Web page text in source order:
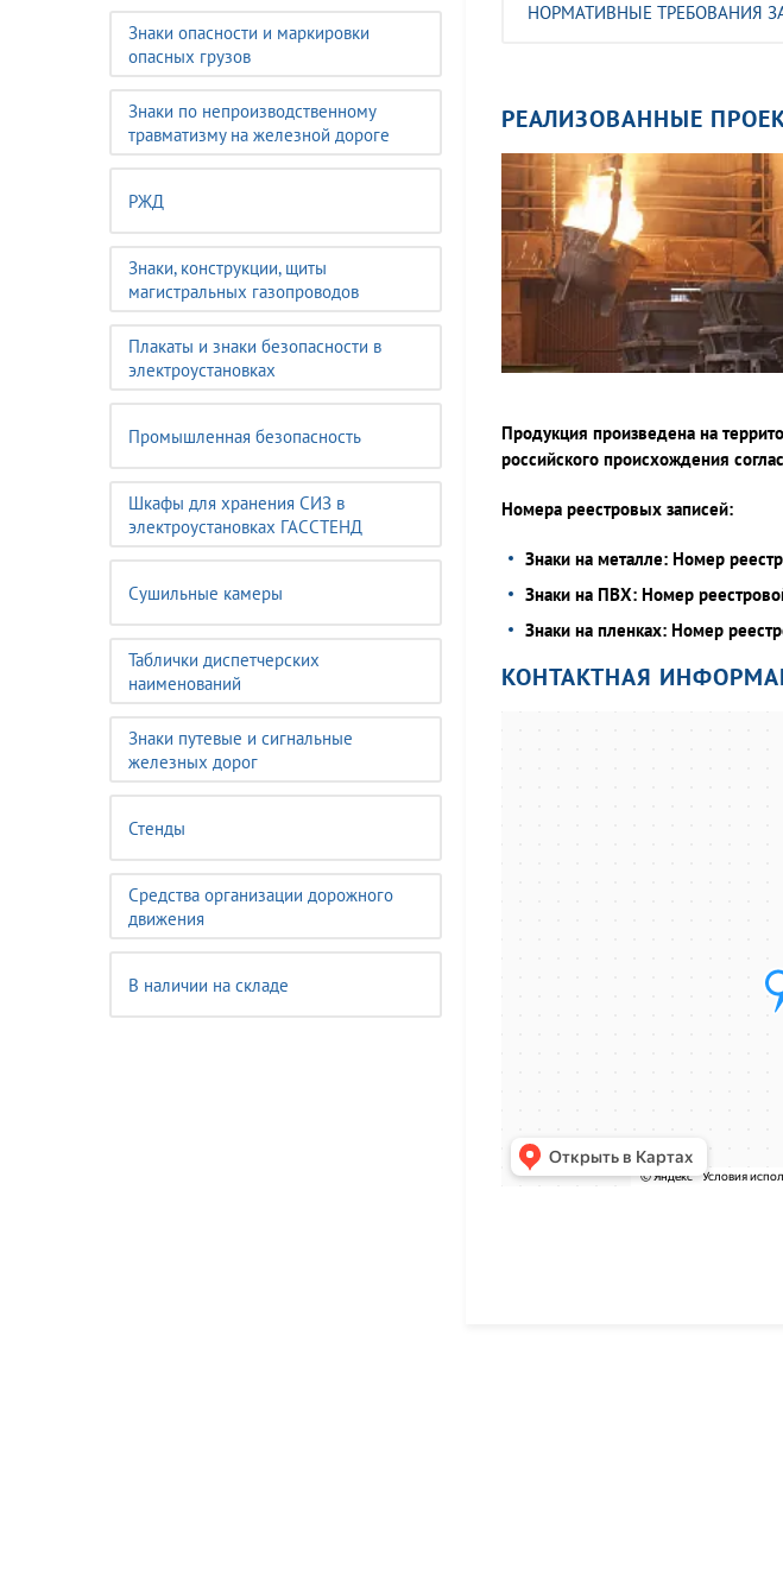
Знаки опасности и маркировки
опасных грузов
Знаки по непроизводственному
травматизму на железной дороге
РЖД
Знаки, конструкции, щиты
магистральных газопроводов
Плакаты и знаки безопасности в
электроустановках
Промышленная безопасность
Шкафы для хранения СИЗ в
электроустановках ГАССТЕНД
Сушильные камеры
Таблички диспетчерских
наименований
Знаки путевые и сигнальные
железных дорог
Стенды
Средства организации дорожного
движения
В наличии на складе
НОРМАТИВНЫЕ ТРЕБОВАНИЯ
РЕАЛИЗОВАННЫЕ
Продукция произведена на
российского происхождения
Номера реестровых записей:
Знаки на металле: Номер
Знаки на ПВХ: Номер
Знаки на пленках: Номер
КОНТАКТНАЯ